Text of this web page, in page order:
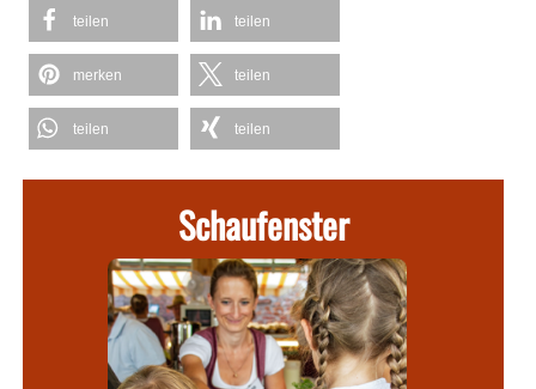
teilen teilen
merken teilen
teilen teilen
Schaufenster